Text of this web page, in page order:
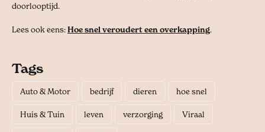
doorlooptijd.
Lees ook eens:Hoe snel veroudert een overkapping.
Tags
Auto & Motor bedrijf dieren hoe snel
Huis & Tuin leven verzorging Viraal